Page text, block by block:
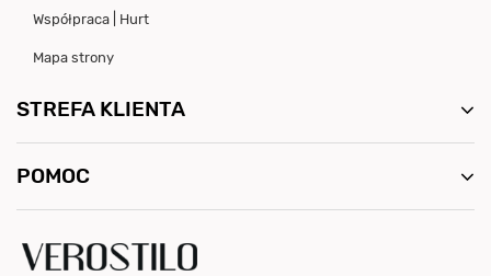
Współpraca | Hurt
Mapa strony
STREFA KLIENTA
POMOC